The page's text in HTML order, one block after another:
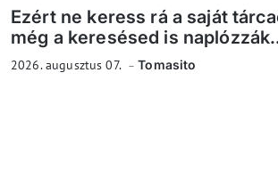
Ezért ne keress rá a saját
még a keresésed is
2026. augusztus 07. Tomasito